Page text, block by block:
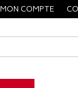
MON COMPTE